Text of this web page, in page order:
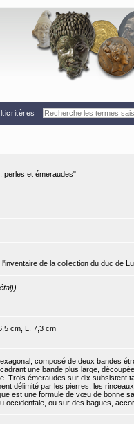
perles et émeraudes"
de la collection du duc de
cm, L. 7,3 cm
composé de deux bandes
une bande plus large,
Trois émeraudes sur dix subsistent
délimité par les pierres, les
est une formule de vœu de bonne
occidentale, ou sur des bagues,